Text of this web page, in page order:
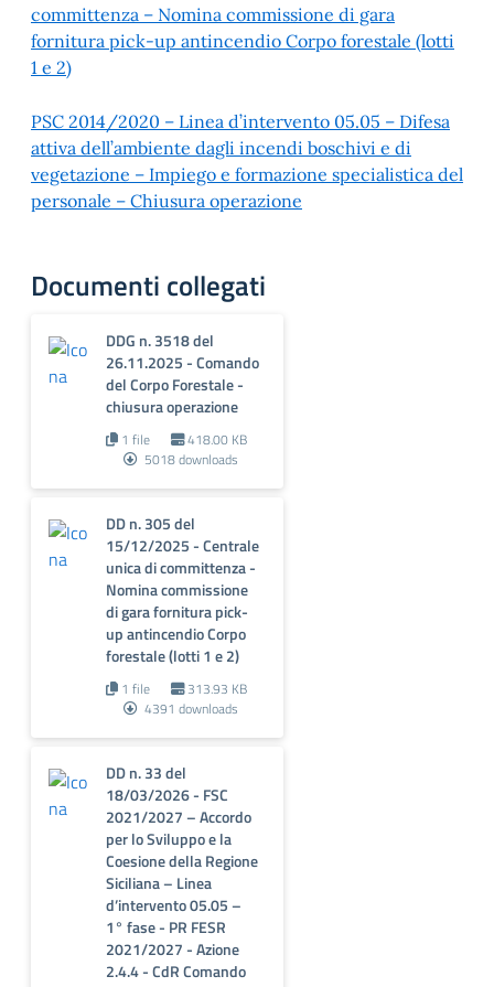
committenza – Nomina commissione di gara
fornitura pick-up antincendio Corpo forestale (lotti
1 e 2)
PSC 2014/2020 – Linea d’intervento 05.05 – Difesa
attiva dell’ambiente dagli incendi boschivi e di
vegetazione – Impiego e formazione specialistica del
personale – Chiusura operazione
Documenti collegati
DDG n. 3518 del
26.11.2025 - Comando
del Corpo Forestale -
chiusura operazione
1 file
418.00 KB
5018 downloads
DD n. 305 del
15/12/2025 - Centrale
unica di committenza -
Nomina commissione
di gara fornitura pick-
up antincendio Corpo
forestale (lotti 1 e 2)
1 file
313.93 KB
4391 downloads
DD n. 33 del
18/03/2026 - FSC
2021/2027 – Accordo
per lo Sviluppo e la
Coesione della Regione
Siciliana – Linea
d’intervento 05.05 –
1° fase - PR FESR
2021/2027 - Azione
2.4.4 - CdR Comando